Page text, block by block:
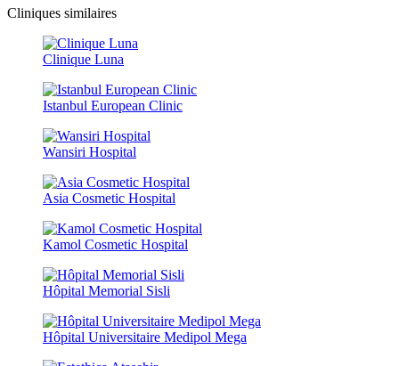
Cliniques similaires
Clinique Luna
Istanbul European Clinic
Wansiri Hospital
Asia Cosmetic Hospital
Kamol Cosmetic Hospital
Hôpital Memorial Sisli
Hôpital Universitaire Medipol Mega